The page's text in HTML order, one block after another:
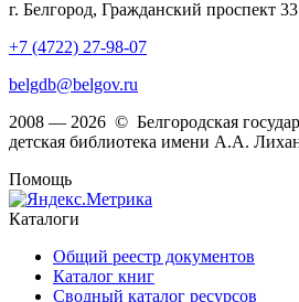
г. Белгород, Гражданский проспект 33
+7 (4722) 27-98-07
belgdb@belgov.ru
2008 — 2026 © Белгородская
детская библиотека имени А.А.
Помощь
Каталоги
Общий реестр документов
Каталог книг
Сводный каталог ресурсов